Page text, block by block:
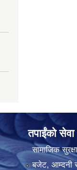
तपाईंको सेवा
सामाजिक सुरक्षा
बजेट, आम्दनी